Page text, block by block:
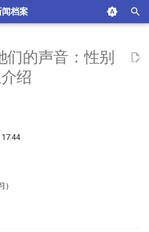
档案
Page
们的声音：性别
绍